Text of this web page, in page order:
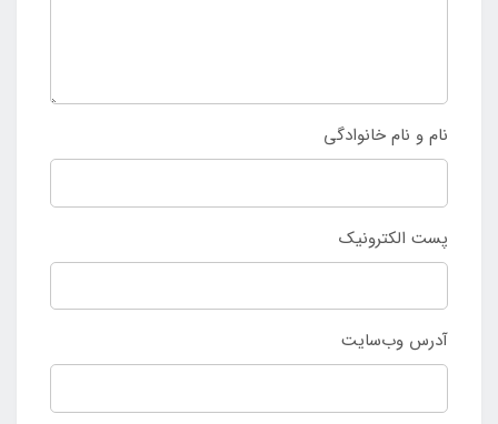
نام و نام خانوادگی
پست الکترونیک
آدرس وب‌سایت